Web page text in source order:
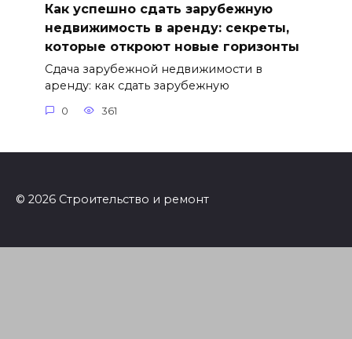
Как успешно сдать зарубежную
недвижимость в аренду: секреты,
которые откроют новые горизонты
Сдача зарубежной недвижимости в
аренду: как сдать зарубежную
0 361
© 2026 Строительство и ремонт